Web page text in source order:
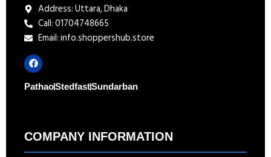
Address: Uttara, Dhaka
Call: 01704748665
Email: info.shoppershub.store
PathaoStedfastSundarban
COMPANY INFORMATION